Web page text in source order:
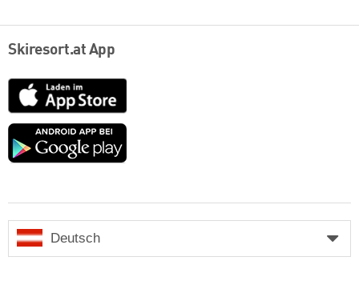
Skiresort.at App
App
Store
Google
Deutsch